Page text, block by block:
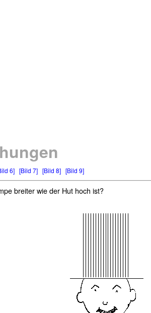
6] [Bild 7] [Bild 8] [Bild 9]
breiter wie der Hut hoch ist?